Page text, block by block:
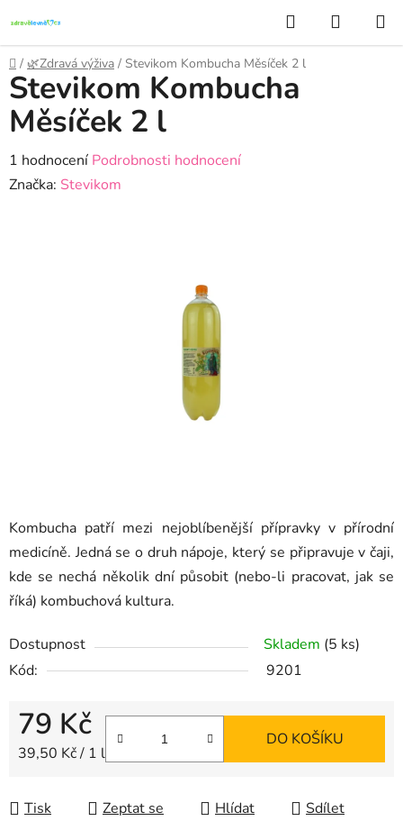
na
obsah
Hledat
KOŠÍK
Domů
/ 🌿Zdravá výživa / Stevikom Kombucha Měsíček 2 l
Kombucha patří mezi nejoblíbenější přípravky v přírodní
medicíně. Jedná se o druh nápoje, který se připravuje v čaji,
kde se nechá několik dní působit (nebo-li pracovat, jak se
říká) kombuchová kultura.
Dostupnost Skladem (5 ks)
Kód:
9201
79 Kč
Měrná cena:
39,50 Kč / 1 l
DO KOŠÍKU
Tisk Zeptat se Hlídat Sdílet
Stevikom Kombucha
Měsíček 2 l
Průměrné
hodnocení
1 hodnocení Podrobnosti hodnocení
Značka: Stevikom